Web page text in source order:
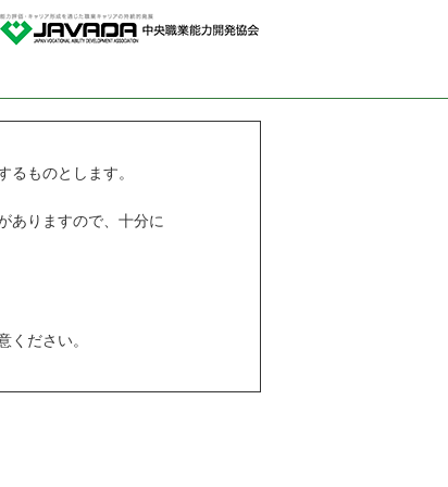
ものとします。
ありますので、十分に
ださい。